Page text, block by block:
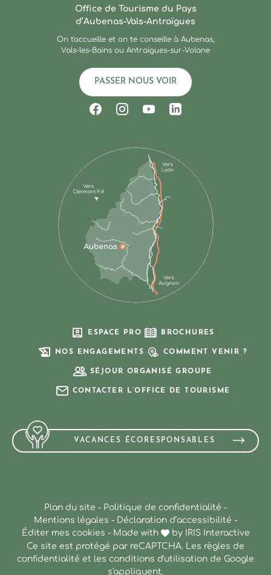
Office de Tourisme du Pays
d’Aubenas-Vals-Antraïgues
On t'accueille et on te conseille à Aubenas,
Vals-les-Bains ou Antraigues-sur-Volane
PASSER NOUS VOIR
Suivez-nous sur Facebook
Suivez-nous sur Instagram
Suivez-nous sur
Suivez-nous sur
ESPACE PRO BROCHURES
NOS ENGAGEMENTS COMMENT VENIR ?
SÉJOUR ORGANISÉ GROUPE
CONTACTER L’OFFICE DE TOURISME
VACANCES ÉCORESPONSABLES
Plan du site - Politique de confidentialité -
Mentions légales - Déclaration d’accessibilité -
Éditer mes cookies - Made with by
IRIS Interactive
Ce site est protégé par reCAPTCHA. Les règles de
confidentialité et les conditions d'utilisation de Google
s'appliquent.